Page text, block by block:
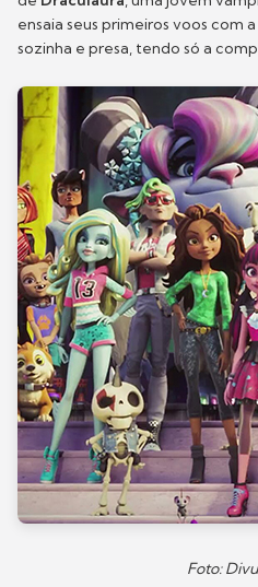
ensaia seus primeiros voos com
sozinha e presa, tendo só a
Foto: